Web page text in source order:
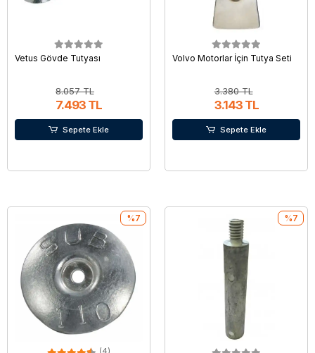
Vetus Gövde Tutyası
8.057 TL
7.493 TL
Sepete Ekle
Volvo Motorlar İçin Tutya Seti
3.380 TL
3.143 TL
Sepete Ekle
(4)
%7 %7